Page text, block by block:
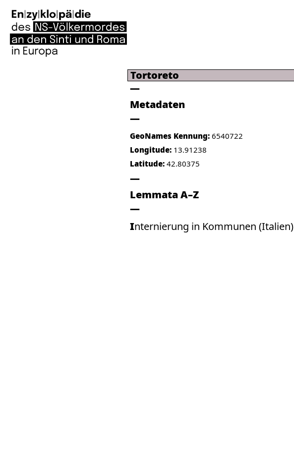
Tortoreto
Metadaten
GeoNames Kennung: 6540722
Longitude: 13.91238
Latitude: 42.80375
Lemmata A–Z
Internierung in Kommunen (Italien)